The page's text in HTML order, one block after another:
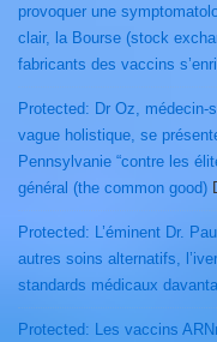
provoquer une
clair, la Bourse (stock
fabricants des vaccins
Protected: Dr Oz, médecin-
vague holistique, se
Pennsylvanie “contre les
général (the common good)
Protected: L’éminent Dr.
autres soins alternatifs,
standards médicaux
Protected: Les vaccins